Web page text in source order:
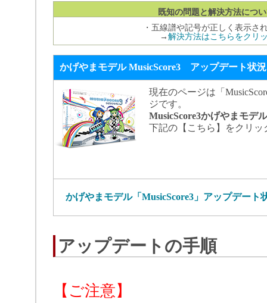
既知の問題と解決方法につ
・五線譜や記号が正しく表示さ
→解決方法はこちらをクリ
かげやまモデル MusicScore3 アップデート状況
現在のページは「
ジです。
MusicScore3かげやまモデ
下記の【こちら】をクリ
かげやまモデル「MusicScore3」アップデート
アップデートの手順
【ご注意】